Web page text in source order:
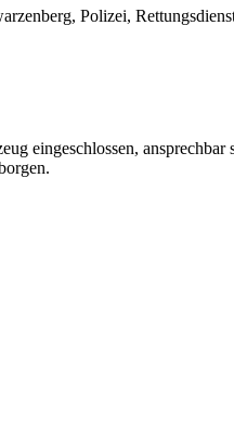
Polizei,
eingeschlossen,